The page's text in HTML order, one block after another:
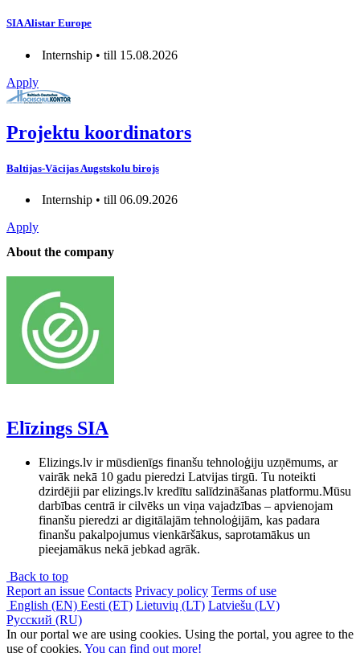
SIA Alistar Europe
Internship • till 15.08.2026
Apply
Projektu koordinators
Baltijas-Vācijas Augstskolu birojs
Internship • till 06.09.2026
Apply
About the company
Elīzings SIA
Elizings.lv ir mūsdienīgs finanšu tehnoloģiju uzņēmums, ar
vairāk nekā 10 gadu pieredzi Latvijas tirgū. Tu noteikti
dzirdējii par elizings.lv kredītu salīdzināšanas platformu.Mūsu
darbības centrā ir cilvēks un viņa vajadzības – apvienojam
finanšu pieredzi ar digitālajām tehnoloģijām, kas padara
finanšu pakalpojumus vienkāršākus, saprotamākus un
pieejamākus nekā jebkad agrāk.
Back to top
Report an issue Contacts Privacy policy Terms of use
English (EN) Eesti (ET) Lietuvių (LT) Latviešu (LV)
Русский (RU)
In our portal we are using cookies. Using the portal, you agree to the
use of cookies. You can find out more!